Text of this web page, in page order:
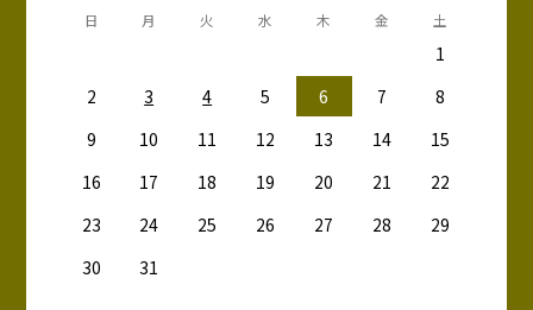
日 月 火 水 木 金 土
1
2
3 4 5 6 7
8
9
10 11 12 13 14
15
16
17 18 19 20 21
22
23
24 25 26 27 28
29
30
31